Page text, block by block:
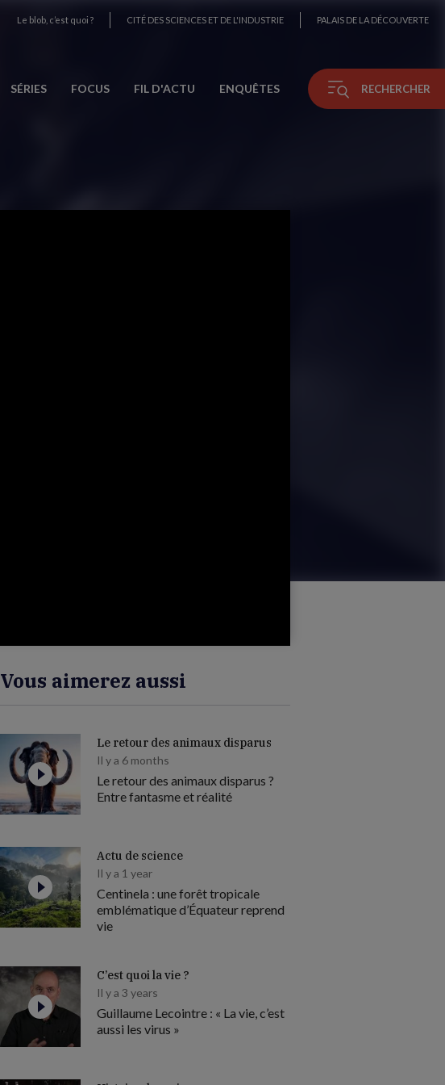
Le blob, c’est quoi ? CITÉ DES SCIENCES ET DE L'INDUSTRIE PALAIS DE LA DÉCOUVERTE
SÉRIES FOCUS FIL D'ACTU ENQUÊTES RECHERCHER
Vous aimerez aussi
Le retour des animaux disparus
Il y a 6 months
Le retour des animaux disparus ?
Entre fantasme et réalité
Actu de science
Il y a 1 year
Centinela : une forêt tropicale
emblématique d’Équateur reprend
vie
C’est quoi la vie ?
Il y a 3 years
Guillaume Lecointre : « La vie, c’est
aussi les virus »